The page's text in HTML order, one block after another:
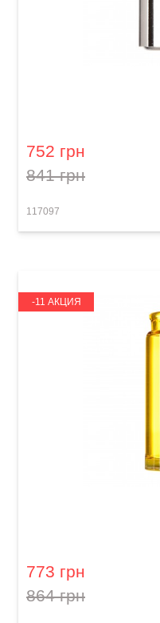
752 грн
841 грн
117097
-11 АКЦИЯ
773 грн
864 грн